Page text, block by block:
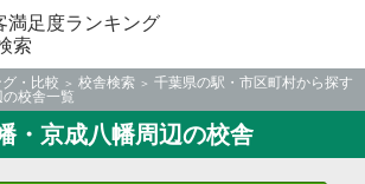
満足度ランキング
索
・比較 校舎検索
千葉県の駅・市区町村から探す
校舎一覧
・京成八幡周辺の校舎